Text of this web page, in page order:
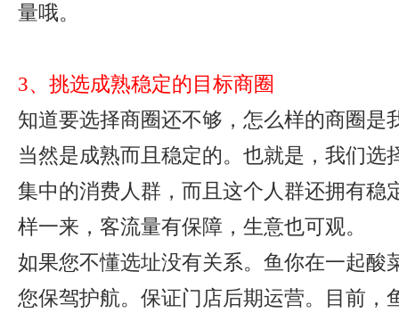
量哦。
3、挑选成熟稳定的目标商圈
知道要选择商圈还不够，怎么样的商圈是
当然是成熟而且稳定的。也就是，我们选
集中的消费人群，而且这个人群还拥有稳
样一来，客流量有保障，生意也可观。
如果您不懂选址没有关系。鱼你在一起酸
您保驾护航。保证门店后期运营。目前，